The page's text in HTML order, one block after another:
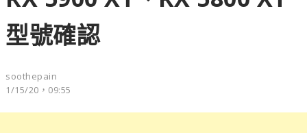
型號確認
soothepain
1/15/20，09:55